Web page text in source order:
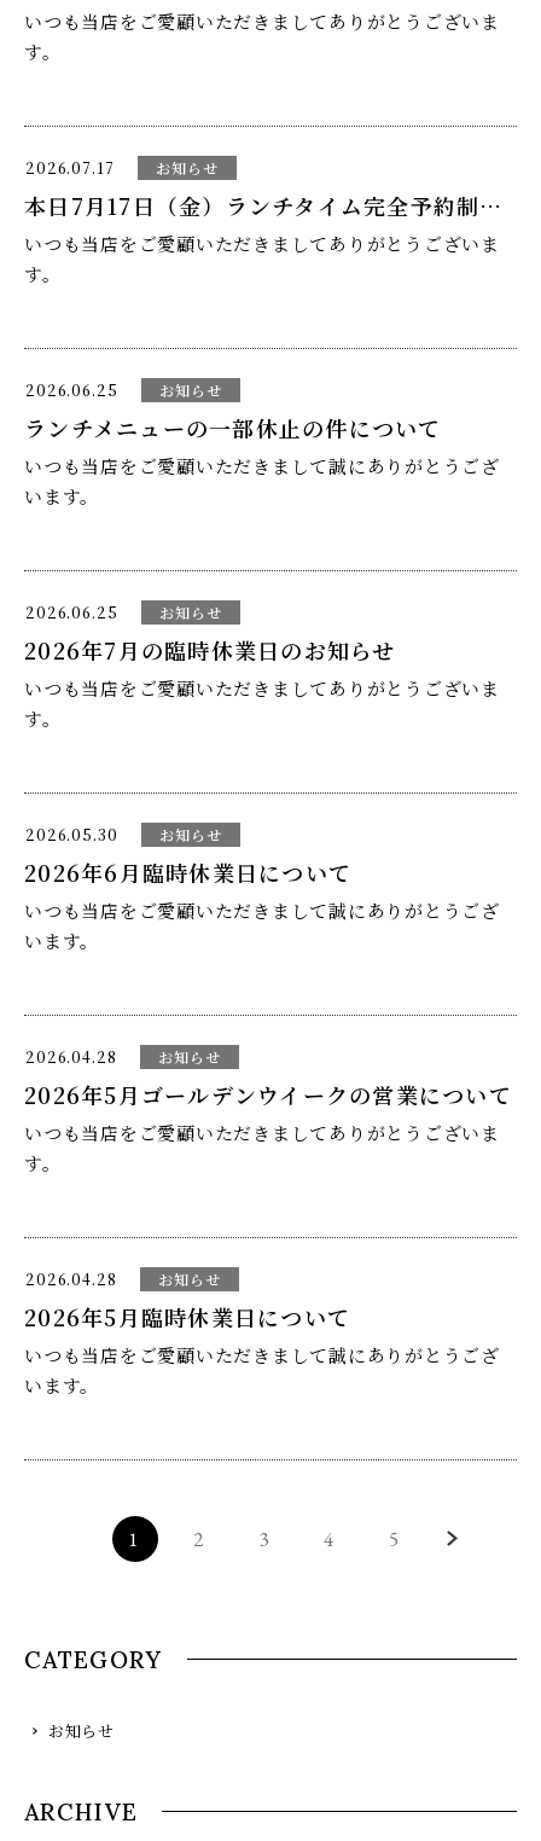
ディナーメニューは、１００００円（税込１１０００
とさせていただきます。
ご予約ご来店を心よりお待ちいたしております。
臨時休業中、お客様には大変ご迷惑をおかけしました。
心よりお詫び申し上げます。
営業再開に際しましては、お客様にご満足いただけます
ようより一層努力してまいります。
今後とも変わらぬご愛顧よろしくお願い申し上げます。
いつも当店をご愛顧いただきましてありがとうございま
す。
7月28日よりしばらくの間 臨時休業をいただきます。
ご迷惑をおかけしますが、何卒ご理解の程よろしくお願
い申し上げます。
2026.07.17 お知らせ
本日7月17日（金）ランチタイム完全予約制のお知らせ
いつも当店をご愛顧いただきましてありがとうございま
す。
ご用意しておりました手打ち十割蕎麦が、ご予約で完売
いたしましたので、
完全予約制とさせていただきます。
大変ご迷惑をおかけしますが、何卒ご理解の程よろしく
お願い申し上げます。
またのご予約、ご来店を心よりお待ち致しております。
2026.06.25 お知らせ
ランチメニューの一部休止の件について
いつも当店をご愛顧いただきまして誠にありがとうござ
います。
ランチメニュー「旬彩粗挽そば御膳極（きわみ）4500円
（税込4950円）」を
お休みせていただきます。
ご迷惑をおかけしますが、何卒ご理解の程よろしくお願
い申し上げます。
2026.06.25 お知らせ
2026年7月の臨時休業日のお知らせ
いつも当店をご愛顧いただきましてありがとうございま
す。
り臨時休業をいただきます。
下記
7月21日（火）
7月26日（日）
い申し上げます。
2026.05.30 お知らせ
2026年6月臨時休業日について
いつも当店をご愛顧いただきまして誠にありがとうござ
います。
いただきます。
下記
6月１４日（日）
6月２３日（火）
2026.04.28 お知らせ
2026年5月ゴールデンウイークの営業について
いつも当店をご愛顧いただきましてありがとうございま
す。
います。何卒ご理解の程よろしくお願い申し上げます。
下記
5月1日（金）通常営業
5月２日（土）特別営業
5月３日（日）特別営業
5月４日（月）特別営業
5月５日（火）特別営業
2026.04.28 お知らせ
2026年5月臨時休業日について
いつも当店をご愛顧いただきまして誠にありがとうござ
います。
そのほか下記の通り臨時休業をいただきます。
誠に勝手ではございますが、何卒ご理解の程よろしくお
1 2 3 4 5
CATEGORY
お知らせ
ARCHIVE